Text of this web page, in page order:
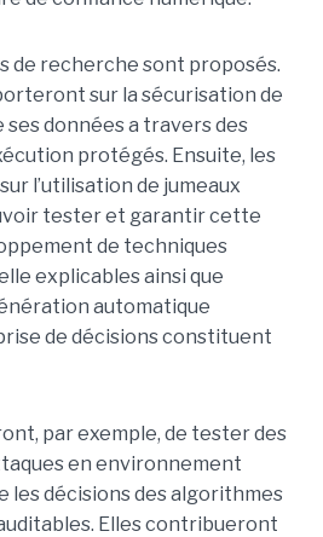
de recherche sont proposés.
sur la sécurisation de
ses données a travers des
protégés. Ensuite, les
l’utilisation de jumeaux
tester et garantir cette
de techniques
explicables ainsi que
automatique
de décisions constituent
par exemple, de tester des
en environnement
les décisions des algorithmes
Elles contribueront